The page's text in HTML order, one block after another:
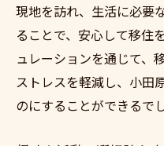
現地を訪れ、生活に必要
ることで、安心して移住
ュレーションを通じて、
ストレスを軽減し、小田
のにすることができるで